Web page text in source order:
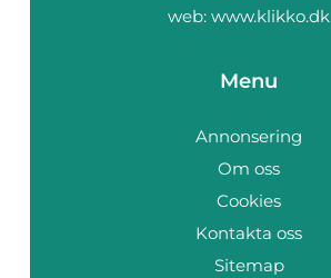
web: www.klikko.dk
Menu
Annonsering
Om oss
Cookies
Kontakta oss
Sitemap